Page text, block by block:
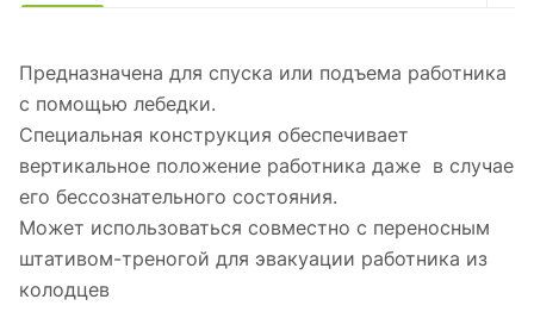
Предназначена для спуска или подъема работника
с помощью лебедки.
Специальная конструкция обеспечивает
вертикальное положение работника даже в случае
его бессознательного состояния.
Может использоваться совместно с переносным
штативом-треногой для эвакуации работника из
колодцев